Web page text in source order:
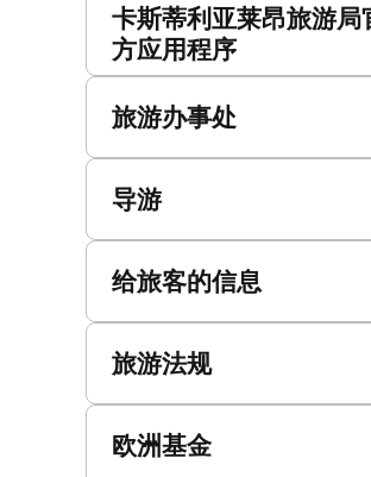
卡斯蒂利亚莱昂旅游局
方应用程序
旅游办事处
导游
给旅客的信息
旅游法规
欧洲基金